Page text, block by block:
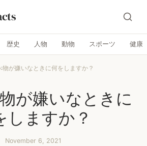
歴史 人物 動物 スポーツ 健康
物が嫌いなときに何をしますか？
が嫌いなときに
しますか？
November 6, 2021